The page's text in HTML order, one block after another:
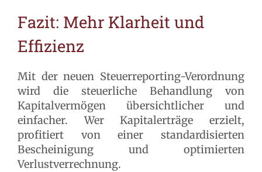
Fazit: Mehr Klarheit und
Effizienz
Mit der neuen Steuerreporting-Verordnung
wird die steuerliche Behandlung von
Kapitalvermögen übersichtlicher und
einfacher. Wer Kapitalerträge erzielt,
profitiert von einer standardisierten
Bescheinigung und optimierten
Verlustverrechnung.